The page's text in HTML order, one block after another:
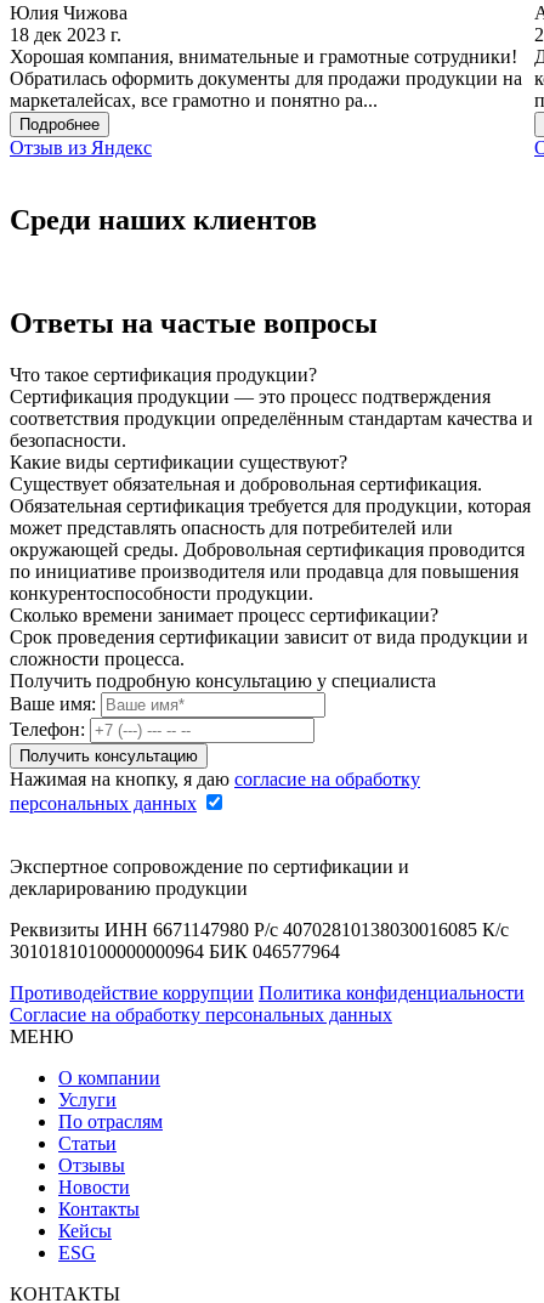
Юлия Чижова
18 дек 2023 г.
Хорошая компания, внимательные и грамотные сотрудники!
Обратилась оформить документы для продажи продукции на
маркеталейсах, все грамотно и понятно ра...
Подробнее
Отзыв из Яндекс
Среди наших клиентов
Ответы на частые вопросы
Что такое сертификация продукции?
Сертификация продукции — это процесс подтверждения
соответствия продукции определённым стандартам качества и
безопасности.
Какие виды сертификации существуют?
Существует обязательная и добровольная сертификация.
Обязательная сертификация требуется для продукции, которая
может представлять опасность для потребителей или
окружающей среды. Добровольная сертификация проводится
по инициативе производителя или продавца для повышения
конкурентоспособности продукции.
Сколько времени занимает процесс сертификации?
Срок проведения сертификации зависит от вида продукции и
сложности процесса.
Получить подробную консультацию у специалиста
Ваше имя:
Телефон:
Нажимая на кнопку, я даю согласие на обработку
персональных данных
Экспертное сопровождение по сертификации и
декларированию продукции
Реквизиты ИНН 6671147980 Р/с 40702810138030016085 К/с
30101810100000000964 БИК 046577964
Противодействие коррупции Политика конфиденциальности
Согласие на обработку персональных данных
МЕНЮ
О компании
Услуги
По отраслям
Статьи
Отзывы
Новости
Контакты
Кейсы
ESG
КОНТАКТЫ